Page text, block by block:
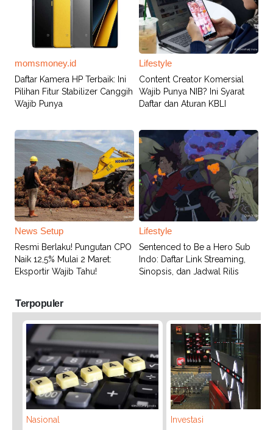
momsmoney.id
Daftar Kamera HP Terbaik: Ini
Pilihan Fitur Stabilizer Canggih
Wajib Punya
Lifestyle
Content Creator Komersial
Wajib Punya NIB? Ini Syarat
Daftar dan Aturan KBLI
News Setup
Resmi Berlaku! Pungutan CPO
Naik 12,5% Mulai 2 Maret:
Eksportir Wajib Tahu!
Lifestyle
Sentenced to Be a Hero Sub
Indo: Daftar Link Streaming,
Sinopsis, dan Jadwal Rilis
Terpopuler
Nasional
Investasi